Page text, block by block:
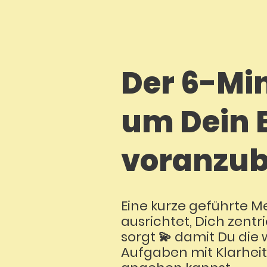
Der 6-
um Dein
Eine kurze geführte
ausrichtet, Dich
sorgt 💫 damit Du die
Aufgaben mit Klarheit